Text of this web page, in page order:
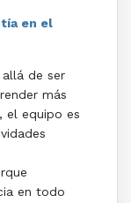
en el
de ser
más
el equipo es
en todo